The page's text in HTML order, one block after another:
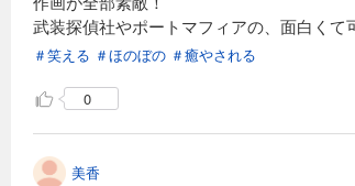
武装探偵社やポートマフィアの、面白くて
＃笑える ＃ほのぼの ＃癒やされる
0
美香